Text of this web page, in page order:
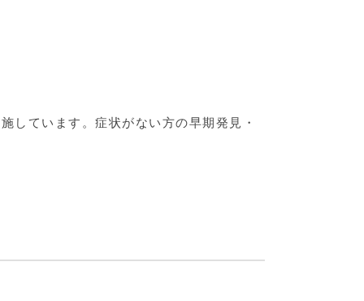
しています。症状がない方の早期発見・